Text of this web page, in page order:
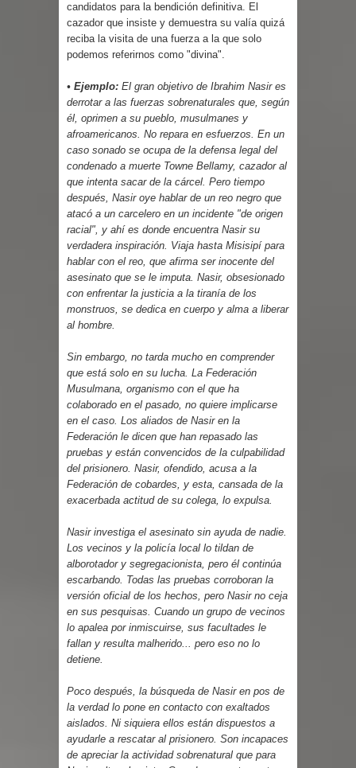
candidatos para la bendición definitiva. El
cazador que insiste y demuestra su valía quizá
reciba la visita de una fuerza a la que solo
podemos referirnos como "divina".
• Ejemplo: El gran objetivo de Ibrahim Nasir es
derrotar a las fuerzas sobrenaturales que, según
él, oprimen a su pueblo, musulmanes y
afroamericanos. No repara en esfuerzos. En un
caso sonado se ocupa de la defensa legal del
condenado a muerte Towne Bellamy, cazador al
que intenta sacar de la cárcel. Pero tiempo
después, Nasir oye hablar de un reo negro que
atacó a un carcelero en un incidente "de origen
racial", y ahí es donde encuentra Nasir su
verdadera inspiración. Viaja hasta Misisipí para
hablar con el reo, que afirma ser inocente del
asesinato que se le imputa. Nasir, obsesionado
con enfrentar la justicia a la tiranía de los
monstruos, se dedica en cuerpo y alma a liberar
al hombre.
Sin embargo, no tarda mucho en comprender
que está solo en su lucha. La Federación
Musulmana, organismo con el que ha
colaborado en el pasado, no quiere implicarse
en el caso. Los aliados de Nasir en la
Federación le dicen que han repasado las
pruebas y están convencidos de la culpabilidad
del prisionero. Nasir, ofendido, acusa a la
Federación de cobardes, y esta, cansada de la
exacerbada actitud de su colega, lo expulsa.
Nasir investiga el asesinato sin ayuda de nadie.
Los vecinos y la policía local lo tildan de
alborotador y segregacionista, pero él continúa
escarbando. Todas las pruebas corroboran la
versión oficial de los hechos, pero Nasir no ceja
en sus pesquisas. Cuando un grupo de vecinos
lo apalea por inmiscuirse, sus facultades le
fallan y resulta malherido... pero eso no lo
detiene.
Poco después, la búsqueda de Nasir en pos de
la verdad lo pone en contacto con exaltados
aislados. Ni siquiera ellos están dispuestos a
ayudarle a rescatar al prisionero. Son incapaces
de apreciar la actividad sobrenatural que para